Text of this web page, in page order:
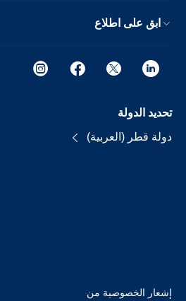
ابق على اطلاع
تحديد الدولة
دولة قطر (العربية)
إشعار الخصوصية من